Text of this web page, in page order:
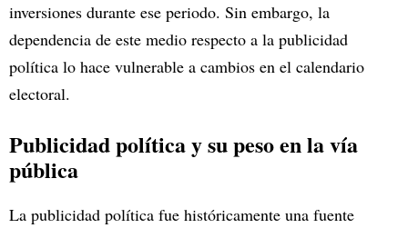
inversiones durante ese periodo. Sin embargo, la
dependencia de este medio respecto a la publicidad
política lo hace vulnerable a cambios en el calendario
electoral.
Publicidad política y su peso en la vía
pública
La publicidad política fue históricamente una fuente